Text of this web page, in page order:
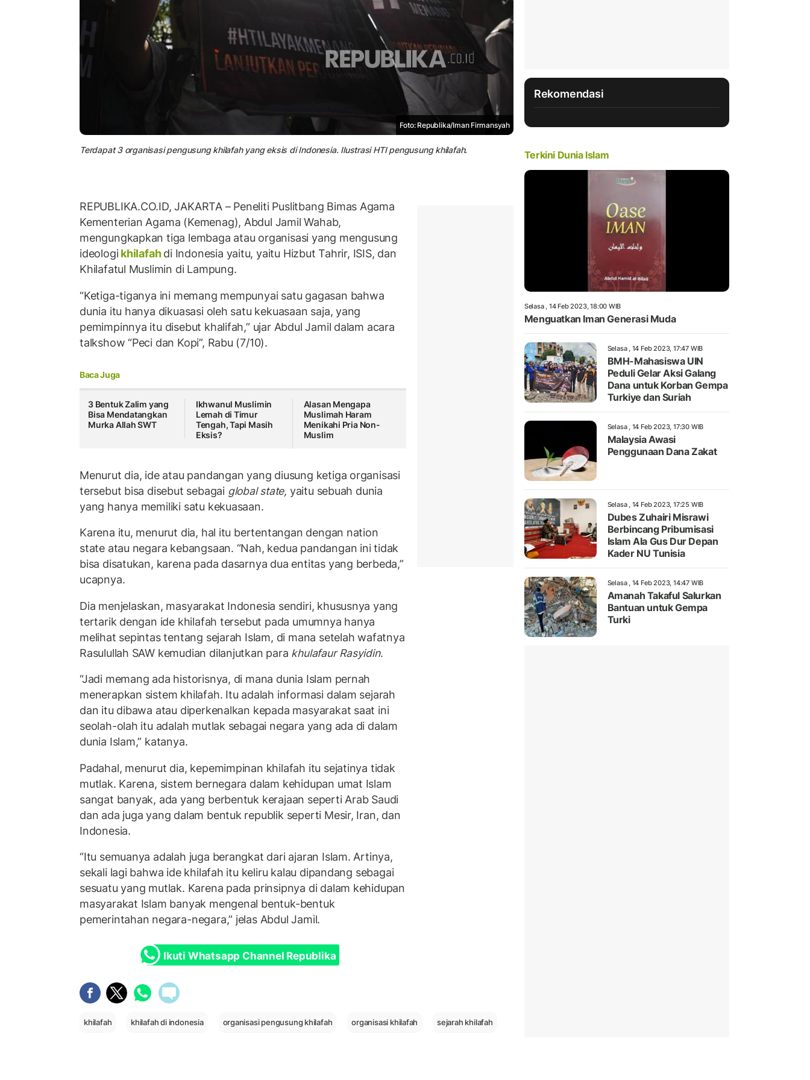
Foto: Republika/Iman Firmansyah
Terdapat 3 organisasi pengusung khilafah yang eksis di Indonesia. Ilustrasi HTI pengusung khilafah.
REPUBLIKA.CO.ID, JAKARTA – Peneliti Puslitbang Bimas Agama
Kementerian Agama (Kemenag), Abdul Jamil Wahab,
mengungkapkan tiga lembaga atau organisasi yang mengusung
ideologikhilafahdi Indonesia yaitu, yaitu Hizbut Tahrir, ISIS, dan
Khilafatul Muslimin di Lampung.
“Ketiga-tiganya ini memang mempunyai satu gagasan bahwa
dunia itu hanya dikuasasi oleh satu kekuasaan saja, yang
pemimpinnya itu disebut khalifah,” ujar Abdul Jamil dalam acara
talkshow “Peci dan Kopi”, Rabu (7/10).
Baca Juga
3 Bentuk Zalim yang
Bisa Mendatangkan
Murka Allah SWT
Ikhwanul Muslimin
Lemah di Timur
Tengah, Tapi Masih
Eksis?
Alasan Mengapa
Muslimah Haram
Menikahi Pria Non-
Muslim
Menurut dia, ide atau pandangan yang diusung ketiga organisasi
tersebut bisa disebut sebagaiglobal state, yaitu sebuah dunia
yang hanya memiliki satu kekuasaan.
Karena itu, menurut dia, hal itu bertentangan dengan nation
state atau negara kebangsaan. “Nah, kedua pandangan ini tidak
bisa disatukan, karena pada dasarnya dua entitas yang berbeda,”
ucapnya.
Dia menjelaskan, masyarakat Indonesia sendiri, khususnya yang
tertarik dengan ide khilafah tersebut pada umumnya hanya
melihat sepintas tentang sejarah Islam, di mana setelah wafatnya
Rasulullah SAW kemudian dilanjutkan para khulafaur Rasyidin.
“Jadi memang ada historisnya, di mana dunia Islam pernah
menerapkan sistem khilafah. Itu adalah informasi dalam sejarah
dan itu dibawa atau diperkenalkan kepada masyarakat saat ini
seolah-olah itu adalah mutlak sebagai negara yang ada di dalam
dunia Islam,” katanya.
Padahal, menurut dia, kepemimpinan khilafah itu sejatinya tidak
mutlak. Karena, sistem bernegara dalam kehidupan umat Islam
sangat banyak, ada yang berbentuk kerajaan seperti Arab Saudi
dan ada juga yang dalam bentuk republik seperti Mesir, Iran, dan
Indonesia.
“Itu semuanya adalah juga berangkat dari ajaran Islam. Artinya,
sekali lagi bahwa ide khilafah itu keliru kalau dipandang sebagai
sesuatu yang mutlak. Karena pada prinsipnya di dalam kehidupan
masyarakat Islam banyak mengenal bentuk-bentuk
pemerintahan negara-negara,” jelas Abdul Jamil.
Ikuti Whatsapp Channel Republika
khilafah khilafah di indonesia organisasi pengusung khilafah organisasi khilafah sejarah khilafah
Rekomendasi
Terkini Dunia Islam
Selasa , 14 Feb 2023, 18:00 WIB
Menguatkan Iman Generasi Muda
Selasa , 14 Feb 2023, 17:47 WIB
BMH-Mahasiswa UIN
Peduli Gelar Aksi Galang
Dana untuk Korban Gempa
Turkiye dan Suriah
Selasa , 14 Feb 2023, 17:30 WIB
Malaysia Awasi
Penggunaan Dana Zakat
Selasa , 14 Feb 2023, 17:25 WIB
Dubes Zuhairi Misrawi
Berbincang Pribumisasi
Islam Ala Gus Dur Depan
Kader NU Tunisia
Selasa , 14 Feb 2023, 14:47 WIB
Amanah Takaful Salurkan
Bantuan untuk Gempa
Turki